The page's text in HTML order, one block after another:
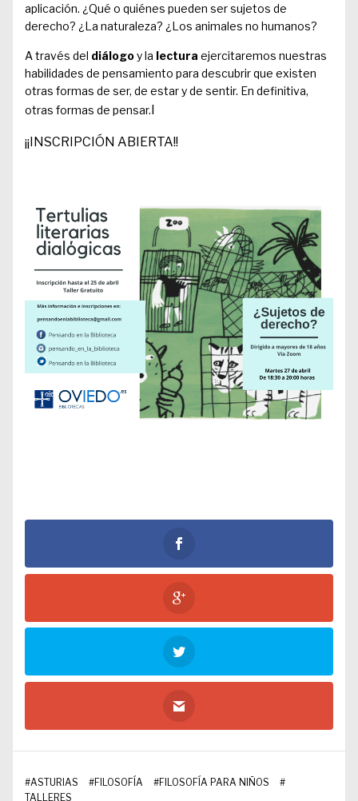
aplicación. ¿Qué o quiénes pueden ser sujetos de
derecho? ¿La naturaleza? ¿Los animales no humanos?
A través del diálogoy la lectura ejercitaremos nuestras
habilidades de pensamiento para descubrir que existen
otras formas de ser, de estar y de sentir. En definitiva,
otras formas de pensar.I
¡¡INSCRIPCIÓN ABIERTA!!
#ASTURIAS #FILOSOFÍA #FILOSOFÍA PARA NIÑOS
#
TALLERES